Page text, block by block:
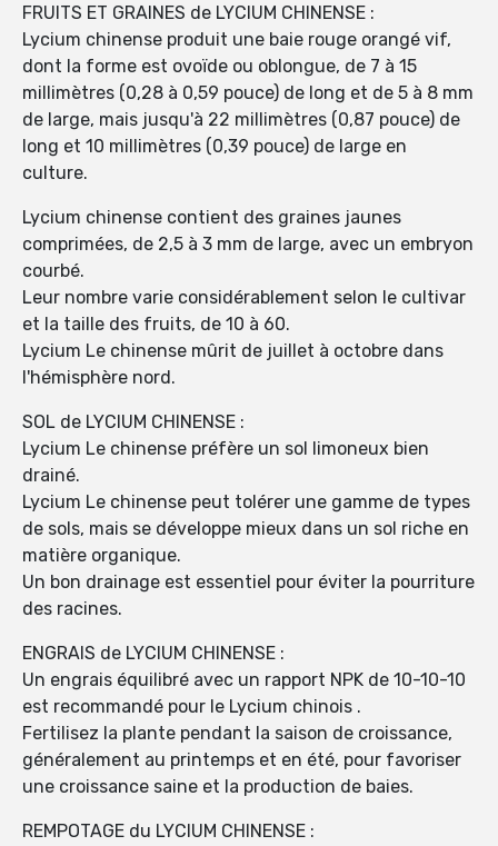
FRUITS ET GRAINES de LYCIUM CHINENSE :
Lycium chinense produit une baie rouge orangé vif,
dont la forme est ovoïde ou oblongue, de 7 à 15
millimètres (0,28 à 0,59 pouce) de long et de 5 à 8 mm
de large, mais jusqu'à 22 millimètres (0,87 pouce) de
long et 10 millimètres (0,39 pouce) de large en
culture.
Lycium chinense contient des graines jaunes
comprimées, de 2,5 à 3 mm de large, avec un embryon
courbé.
Leur nombre varie considérablement selon le cultivar
et la taille des fruits, de 10 à 60.
Lycium Le chinense mûrit de juillet à octobre dans
l'hémisphère nord.
SOL de LYCIUM CHINENSE :
Lycium Le chinense préfère un sol limoneux bien
drainé.
Lycium Le chinense peut tolérer une gamme de types
de sols, mais se développe mieux dans un sol riche en
matière organique.
Un bon drainage est essentiel pour éviter la pourriture
des racines.
ENGRAIS de LYCIUM CHINENSE :
Un engrais équilibré avec un rapport NPK de 10-10-10
est recommandé pour le Lycium chinois .
Fertilisez la plante pendant la saison de croissance,
généralement au printemps et en été, pour favoriser
une croissance saine et la production de baies.
REMPOTAGE du LYCIUM CHINENSE :